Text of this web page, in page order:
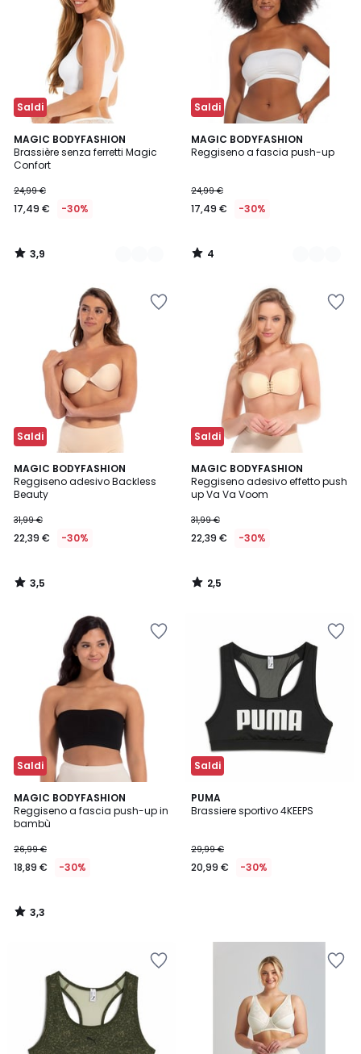
Saldi
MAGIC BODYFASHION
Brassière senza ferretti Magic
Confort
24,99 €
17,49 € -30%
3,9
/ 5
3
Colori
3,9
/
Saldi
MAGIC BODYFASHION
Reggiseno a fascia push-up
24,99 €
17,49 € -30%
4
/
3
Colori
4
/
Saldi
MAGIC BODYFASHION
Reggiseno adesivo Backless
Beauty
31,99 €
22,39 € -30%
3,5
/ 5
3,5
/
Saldi
MAGIC BODYFASHION
Reggiseno adesivo effetto push
up Va Va Voom
31,99 €
22,39 € -30%
2,5
/ 5
2,5
/
Saldi
MAGIC BODYFASHION
Reggiseno a fascia push-up in
bambù
26,99 €
18,89 € -30%
3,3
/ 5
3,3
/
Saldi
PUMA
Brassiere sportivo 4KEEPS
29,99 €
20,99 € -30%